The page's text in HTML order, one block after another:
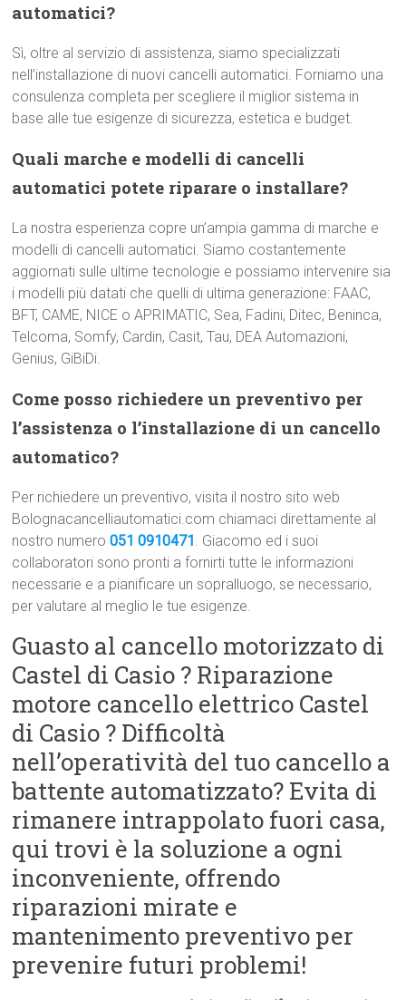
automatici?
Sì, oltre al servizio di assistenza, siamo specializzati
nell’installazione di nuovi cancelli automatici. Forniamo una
consulenza completa per scegliere il miglior sistema in
base alle tue esigenze di sicurezza, estetica e budget.
Quali marche e modelli di cancelli
automatici potete riparare o installare?
La nostra esperienza copre un’ampia gamma di marche e
modelli di cancelli automatici. Siamo costantemente
aggiornati sulle ultime tecnologie e possiamo intervenire sia
i modelli più datati che quelli di ultima generazione: FAAC,
BFT, CAME, NICE o APRIMATIC, Sea, Fadini, Ditec, Beninca,
Telcoma, Somfy, Cardin, Casit, Tau, DEA Automazioni,
Genius, GiBiDi.
Come posso richiedere un preventivo per
l’assistenza o l’installazione di un cancello
automatico?
Per richiedere un preventivo, visita il nostro sito web
Bolognacancelliautomatici.com chiamaci direttamente al
nostro numero051 0910471 . Giacomo ed i suoi
collaboratori sono pronti a fornirti tutte le informazioni
necessarie e a pianificare un sopralluogo, se necessario,
per valutare al meglio le tue esigenze.
Guasto al cancello motorizzato di
Castel di Casio ? Riparazione
motore cancello elettrico Castel
di Casio ? Difficoltà
nell’operatività del tuo cancello a
battente automatizzato? Evita di
rimanere intrappolato fuori casa,
qui trovi è la soluzione a ogni
inconveniente, offrendo
riparazioni mirate e
mantenimento preventivo per
prevenire futuri problemi!